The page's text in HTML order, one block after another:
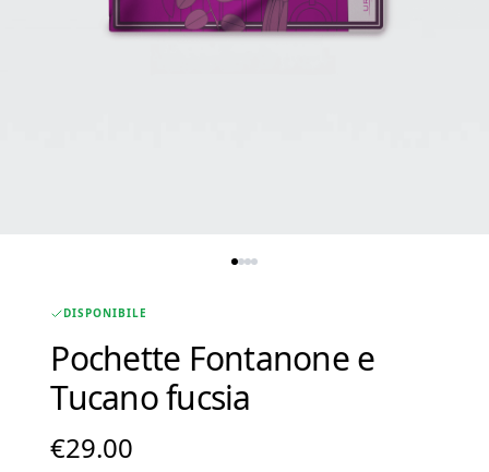
DISPONIBILE
Pochette Fontanone e
Tucano fucsia
€29.00